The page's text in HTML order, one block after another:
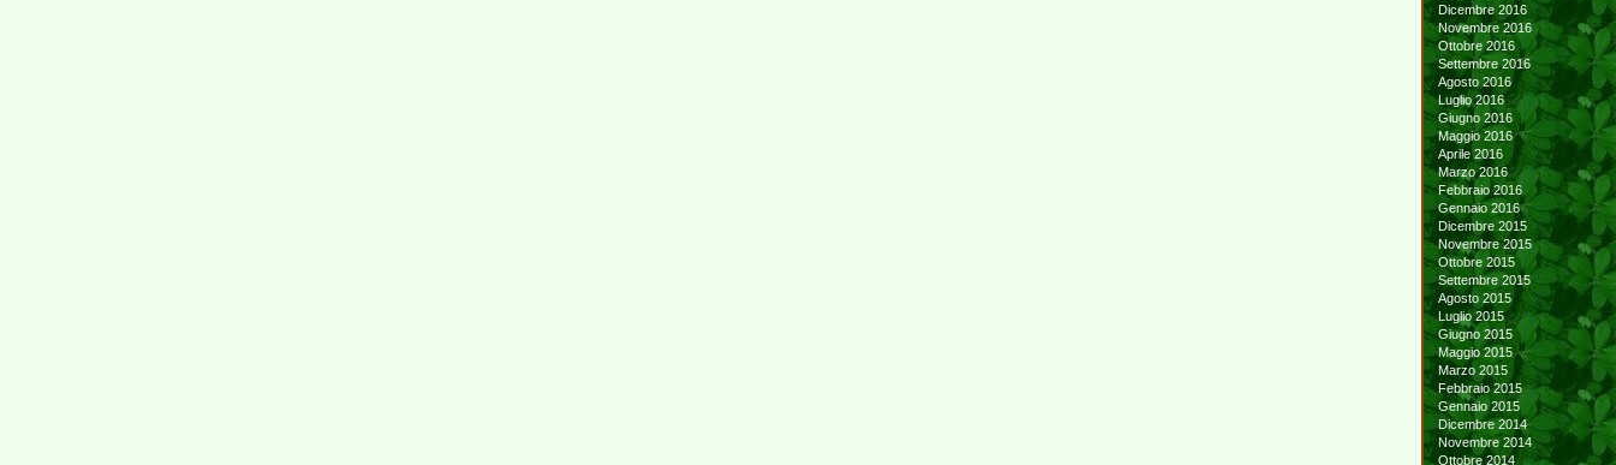
Dicembre 2016
Novembre 2016
Ottobre 2016
Settembre 2016
Agosto 2016
Luglio 2016
Giugno 2016
Maggio 2016
Aprile 2016
Marzo 2016
Febbraio 2016
Gennaio 2016
Dicembre 2015
Novembre 2015
Ottobre 2015
Settembre 2015
Agosto 2015
Luglio 2015
Giugno 2015
Maggio 2015
Marzo 2015
Febbraio 2015
Gennaio 2015
Dicembre 2014
Novembre 2014
Ottobre 2014